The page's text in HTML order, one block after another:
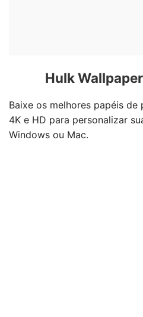
Hulk
Baixe os melhores papéis de
4K e HD para personalizar
Windows ou Mac.